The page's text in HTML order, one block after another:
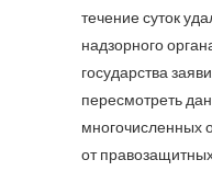
течение суток
надзорного
государства
пересмотреть
многочисленных
от